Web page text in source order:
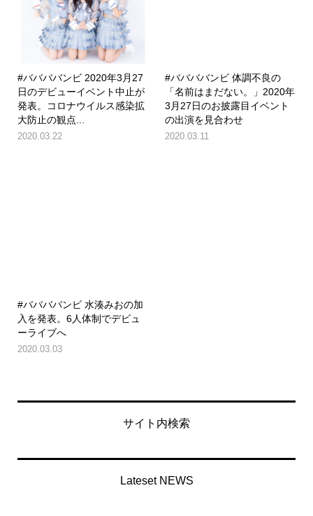
#ババババンビ 2020年3月27
日のデビューイベント中止が
発表。コロナウイルス感染拡
大防止の観点...
2020.03.22
#ババババンビ 体調不良の
「名前はまだない。」2020年
3月27日のお披露目イベント
の出演を見合わせ
2020.03.11
#ババババンビ 水湊みおの加
入を発表。6人体制でデビュ
ーライブへ
2020.03.03
サイト内検索
Lateset NEWS